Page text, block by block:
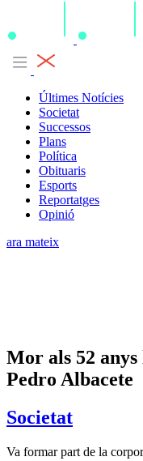
Últimes Notícies
Societat
Successos
Plans
Política
Obituaris
Esports
Reportatges
Opinió
ara mateix
Mor als 52
Pedro Albacete
Societat
Va formar part de la